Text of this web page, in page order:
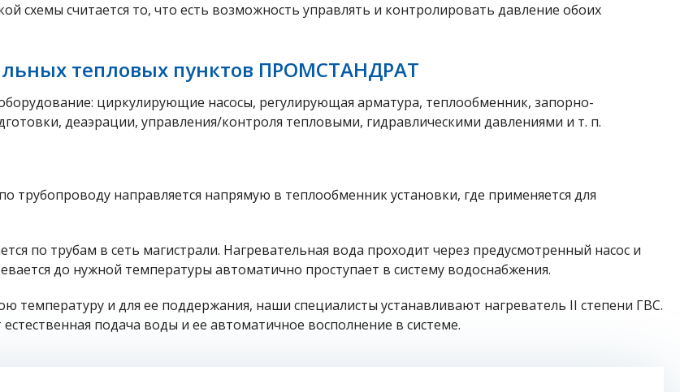
схемы считается то, что есть возможность управлять и контролировать давление обоих
тепловых пунктов ПРОМСТАНДРАТ
циркулирующие насосы, регулирующая арматура, теплообменник, запорно-
деаэрации, управления/контроля тепловыми, гидравлическими давлениями и т. п.
трубопроводу направляется напрямую в теплообменник установки, где применяется для
по трубам в сеть магистрали. Нагревательная вода проходит через предусмотренный насос и
до нужной температуры автоматично проступает в систему водоснабжения.
температуру и для ее поддержания, наши специалисты устанавливают нагреватель II степени ГВС.
подача воды и ее автоматичное восполнение в системе.